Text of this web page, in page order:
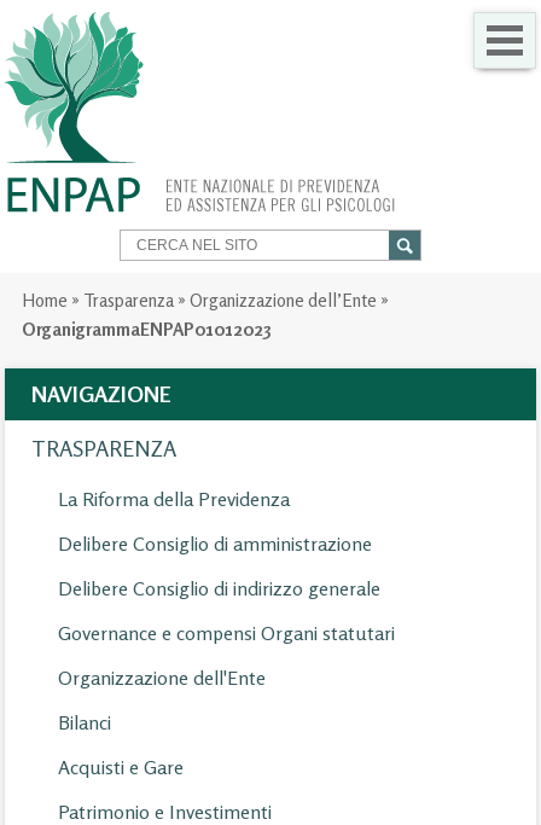
SERVIZI PER TE
TRASPARENZA
Home » Trasparenza» Organizzazione dell’Ente »
OrganigrammaENPAP01012023
NAVIGAZIONE
TRASPARENZA
La Riforma della Previdenza
Delibere Consiglio di amministrazione
Delibere Consiglio di indirizzo generale
Governance e compensi Organi statutari
Organizzazione dell'Ente
Bilanci
Acquisti e Gare
Patrimonio e Investimenti